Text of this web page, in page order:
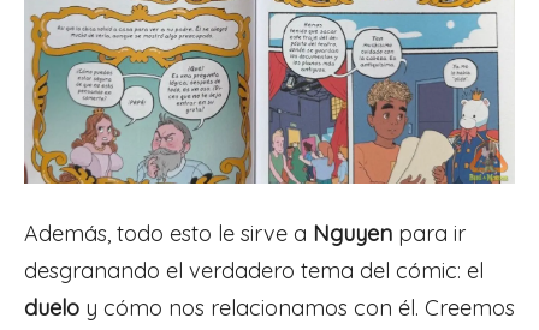
Además, todo esto le sirve a Nguyen para ir
desgranando el verdadero tema del cómic: el
duelo y cómo nos relacionamos con él. Creemos